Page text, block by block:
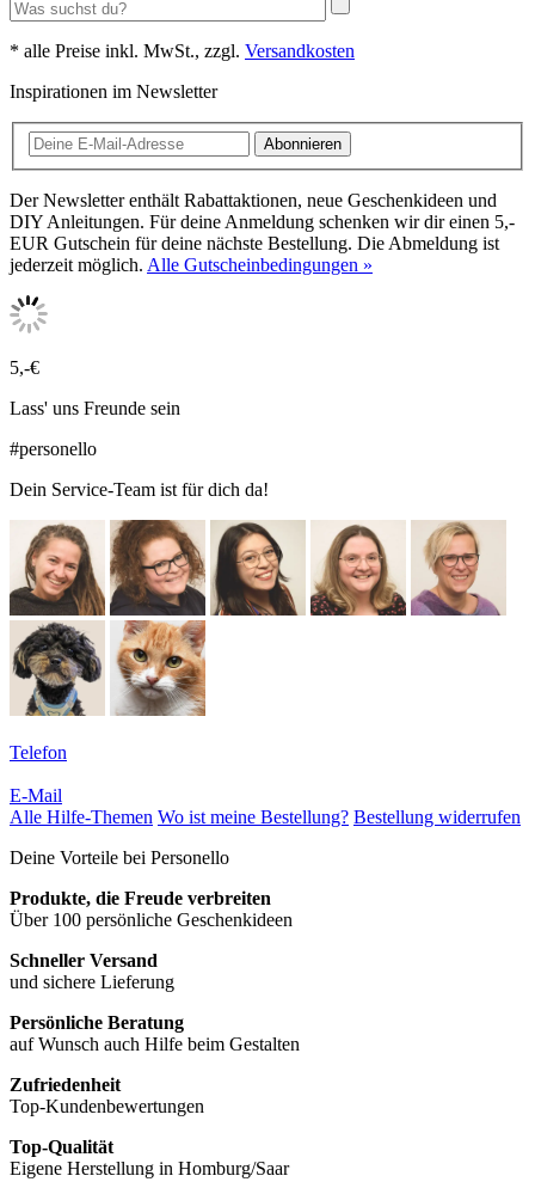
* alle Preise inkl. MwSt., zzgl. Versandkosten
Inspirationen im Newsletter
Abonnieren
Der Newsletter enthält Rabattaktionen, neue Geschenkideen und
DIY Anleitungen. Für deine Anmeldung schenken wir dir einen 5,-
EUR Gutschein für deine nächste Bestellung. Die Abmeldung ist
jederzeit möglich. Alle Gutscheinbedingungen »
5,-€
Lass' uns Freunde sein
#personello
Dein Service-Team ist für dich da!
Telefon
E-Mail
Alle Hilfe-Themen Wo ist meine Bestellung? Bestellung widerrufen
Deine Vorteile bei Personello
Produkte, die Freude verbreiten
Über 100 persönliche Geschenkideen
Schneller Versand
und sichere Lieferung
Persönliche Beratung
auf Wunsch auch Hilfe beim Gestalten
Zufriedenheit
Top-Kundenbewertungen
Top-Qualität
Eigene Herstellung in Homburg/Saar